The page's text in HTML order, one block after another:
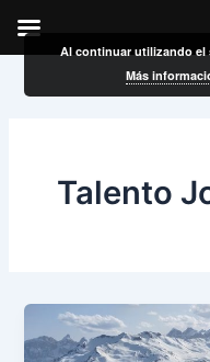
Talento
Al continuar utilizando el
Más